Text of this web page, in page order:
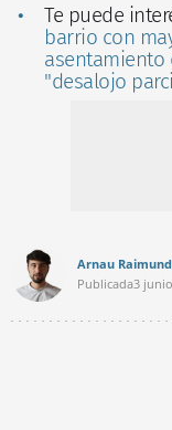
Te puede
barrio con
asentamiento
"desalojo
Arnau
Publicada3